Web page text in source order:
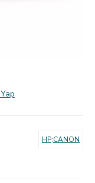
HP;CANON